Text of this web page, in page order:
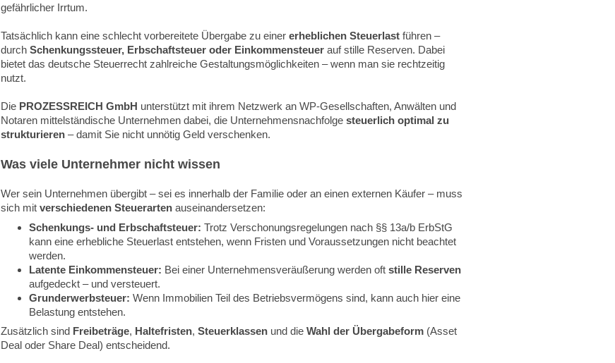
gefährlicher Irrtum.
Tatsächlich kann eine schlecht vorbereitete Übergabe zu einererheblichen Steuerlast führen –
durchSchenkungssteuer, Erbschaftsteuer oder Einkommensteuer auf stille Reserven. Dabei
bietet das deutsche Steuerrecht zahlreiche Gestaltungsmöglichkeiten – wenn man sie rechtzeitig
nutzt.
Die PROZESSREICH GmbH unterstützt mit ihrem Netzwerk an WP-Gesellschaften, Anwälten und
Notaren mittelständische Unternehmen dabei, die Unternehmensnachfolgesteuerlich optimal zu
strukturieren – damit Sie nicht unnötig Geld verschenken.
Was viele Unternehmer nicht wissen
Wer sein Unternehmen übergibt – sei es innerhalb der Familie oder an einen externen Käufer – muss
sich mitverschiedenen Steuerarten auseinandersetzen:
Schenkungs- und Erbschaftsteuer: Trotz Verschonungsregelungen nach §§ 13a/b ErbStG
kann eine erhebliche Steuerlast entstehen, wenn Fristen und Voraussetzungen nicht beachtet
werden.
Latente Einkommensteuer: Bei einer Unternehmensveräußerung werden oftstille Reserven
aufgedeckt – und versteuert.
Grunderwerbsteuer: Wenn Immobilien Teil des Betriebsvermögens sind, kann auch hier eine
Belastung entstehen.
Zusätzlich sind Freibeträge, Haltefristen,Steuerklassen und dieWahl der Übergabeform (Asset
Deal oder Share Deal) entscheidend.